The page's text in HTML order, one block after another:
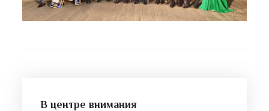
В центре внимания